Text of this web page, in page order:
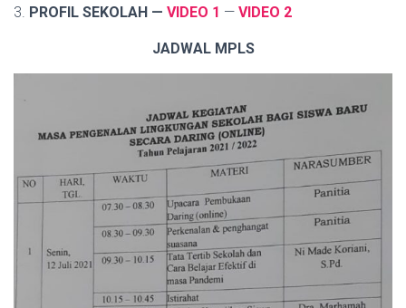
3. PROFIL SEKOLAH — VIDEO 1 — VIDEO 2
JADWAL MPLS